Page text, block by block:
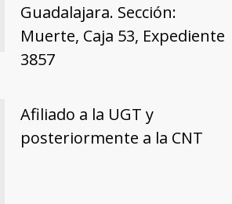
Guadalajara. Sección:
Muerte, Caja 53, Expediente
3857
Afiliado a la UGT y
posteriormente a la CNT